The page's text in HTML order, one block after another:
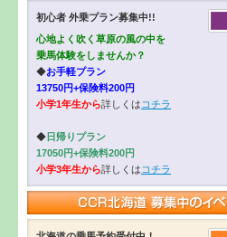
初心者 外乗プラン募集中!!
心地よく吹く草原の風の中を
乗馬体験をしませんか？
◆お手軽プラン
13750円+保険料200円
小学1年生から詳しくは コチラ
◆日帰りプラン
17050円+保険料200円
小学3年生から詳しくは コチラ